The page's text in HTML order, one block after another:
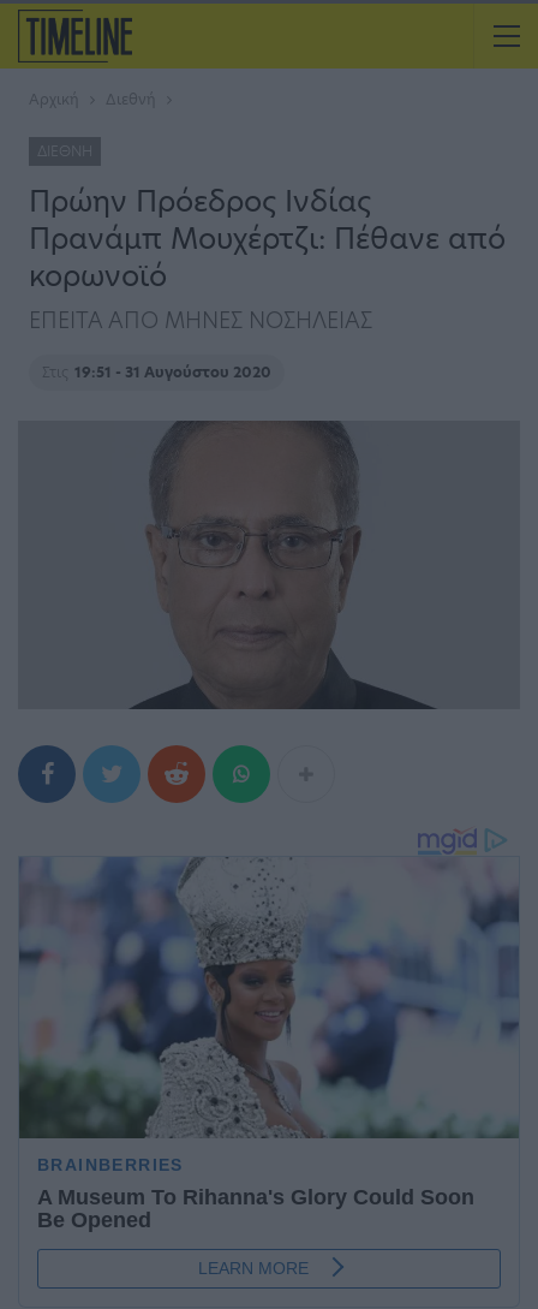
Αρχική Διεθνή
ΔΙΕΘΝΉ
Πρώην Πρόεδρος Ινδίας
Πρανάμπ Μουχέρτζι: Πέθανε από
κορωνοϊό
ΕΠΕΙΤΑ ΑΠΟ ΜΗΝΕΣ ΝΟΣΗΛΕΙΑΣ
Στις 19:51 - 31 Αυγούστου 2020